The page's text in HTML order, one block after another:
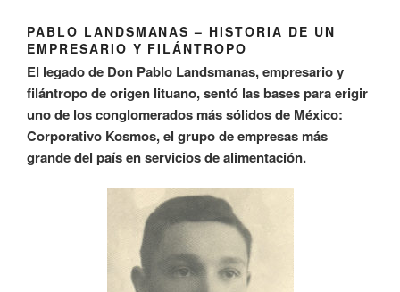
PABLO LANDSMANAS – HISTORIA DE UN
EMPRESARIO Y FILÁNTROPO
El legado de Don Pablo Landsmanas, empresario y
filántropo de origen lituano, sentó las bases para erigir
uno de los conglomerados más sólidos de México:
Corporativo Kosmos, el grupo de empresas más
grande del país en servicios de alimentación.